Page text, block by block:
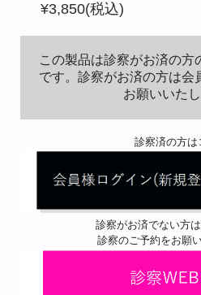
¥3,850(税込)
この製品は診察がお済の方
です。診察がお済の方は会
お願いいたし
診察済の方は
診察がお済でない方
診察のご予約をお願